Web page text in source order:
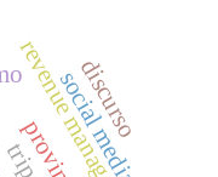
revenue management
social media
discurso